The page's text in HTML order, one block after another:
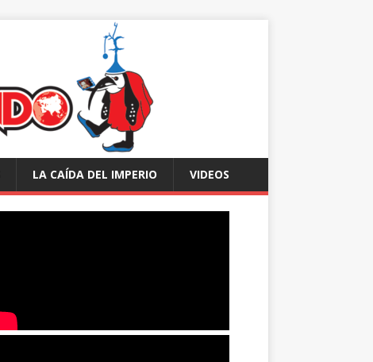
LA CAÍDA DEL IMPERIO VIDEOS